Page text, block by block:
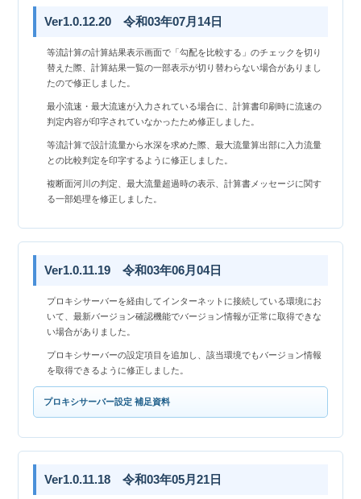
Ver1.0.12.20 令和03年07月14日
等流計算の計算結果表示画面で「勾配を比較する」のチェックを切り
替えた際、計算結果一覧の一部表示が切り替わらない場合がありまし
たので修正しました。
最小流速・最大流速が入力されている場合に、計算書印刷時に流速の
判定内容が印字されていなかったため修正しました。
等流計算で設計流量から水深を求めた際、最大流量算出部に入力流量
との比較判定を印字するように修正しました。
複断面河川の判定、最大流量超過時の表示、計算書メッセージに関す
る一部処理を修正しました。
Ver1.0.11.19 令和03年06月04日
プロキシサーバーを経由してインターネットに接続している環境にお
いて、最新バージョン確認機能でバージョン情報が正常に取得できな
い場合がありました。
プロキシサーバーの設定項目を追加し、該当環境でもバージョン情報
を取得できるように修正しました。
プロキシサーバー設定 補足資料
Ver1.0.11.18 令和03年05月21日